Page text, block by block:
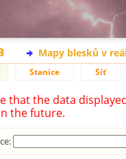
Mapy blesků v
Stanice Síť
that the data
the future.